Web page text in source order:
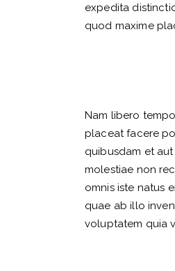
expedita
quod maxime
Nam libero
placeat facere
quibusdam et
molestiae non
omnis iste natus
quae ab illo
voluptatem quia